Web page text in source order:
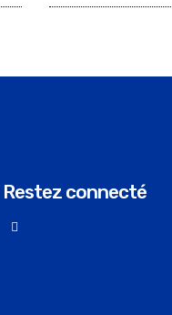
Restez connecté